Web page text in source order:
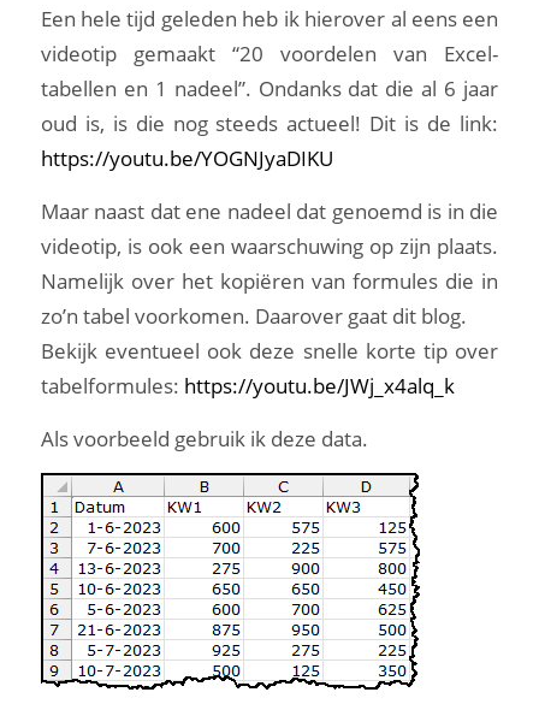
Een hele tijd geleden heb ik hierover al eens een
videotip gemaakt “20 voordelen van Excel-
tabellen en 1 nadeel”. Ondanks dat die al 6 jaar
oud is, is die nog steeds actueel! Dit is de link:
https://youtu.be/YOGNJyaDIKU
Maar naast dat ene nadeel dat genoemd is in die
videotip, is ook een waarschuwing op zijn plaats.
Namelijk over het kopiëren van formules die in
zo’n tabel voorkomen. Daarover gaat dit blog.
Bekijk eventueel ook deze snelle korte tip over
tabelformules: https://youtu.be/JWj_x4alq_k
Als voorbeeld gebruik ik deze data.